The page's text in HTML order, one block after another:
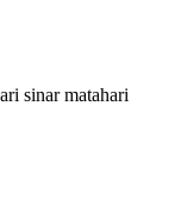
sinar matahari